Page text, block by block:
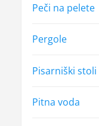
Peči na pelete
Pergole
Pisarniški stoli
Pitna voda